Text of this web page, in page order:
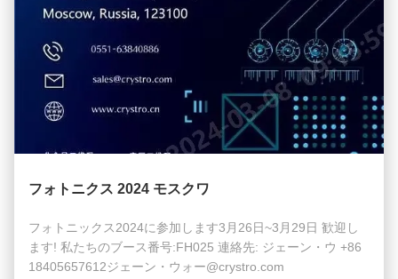
フォトニクス 2024 モスクワ
フォトニックス2024に参加します3月26日~3月29日 歓迎し
ます! 私たちのブース番号:FH025 連絡先: ジェーン・ウ +86
18405657612ジェーン・ウォー@crystro.com